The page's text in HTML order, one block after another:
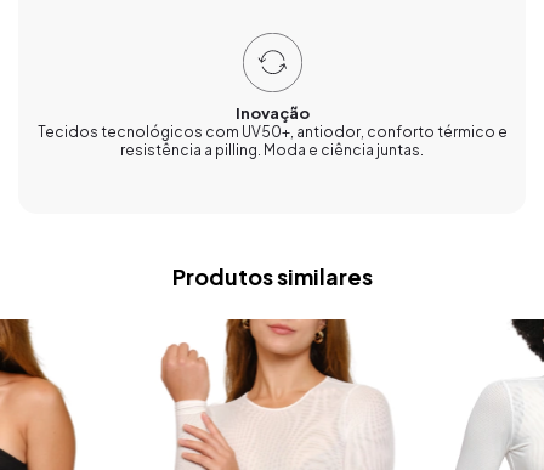
Inovação
Tecidos tecnológicos com UV50+, antiodor, conforto térmico e
resistência a pilling. Moda e ciência juntas.
Produtos similares